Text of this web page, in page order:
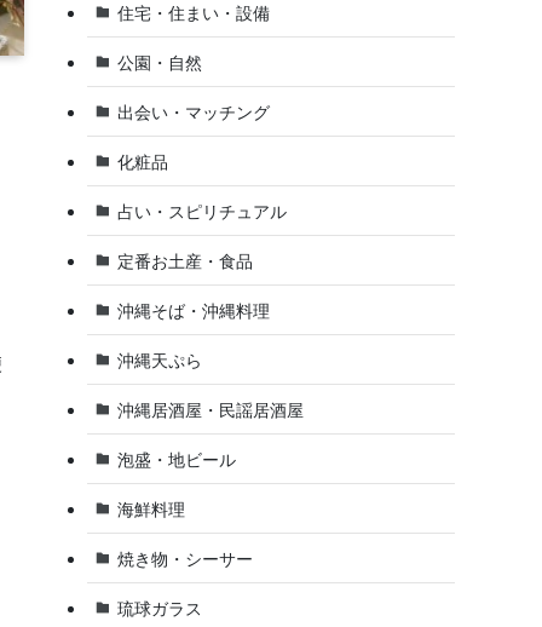
住宅・住まい・設備
公園・自然
出会い・マッチング
化粧品
占い・スピリチュアル
定番お土産・食品
沖縄そば・沖縄料理
沖縄天ぷら
沖縄居酒屋・民謡居酒屋
泡盛・地ビール
海鮮料理
焼き物・シーサー
琉球ガラス